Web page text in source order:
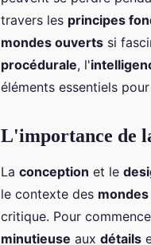
travers les principes
mondes ouverts si
procédurale, l'
éléments essentiels
L'importance de
La conception et le
le contexte des
critique. Pour
minutieuse aux détails